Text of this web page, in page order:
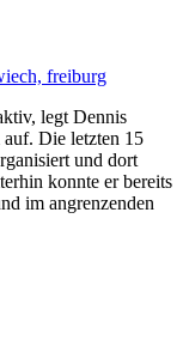
legt Dennis
Die letzten 15
und dort
konnte er bereits
im angrenzenden